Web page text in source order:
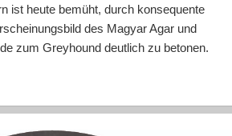
ist heute bemüht, durch konsequente
des Magyar Agar und
zum Greyhound deutlich zu betonen.